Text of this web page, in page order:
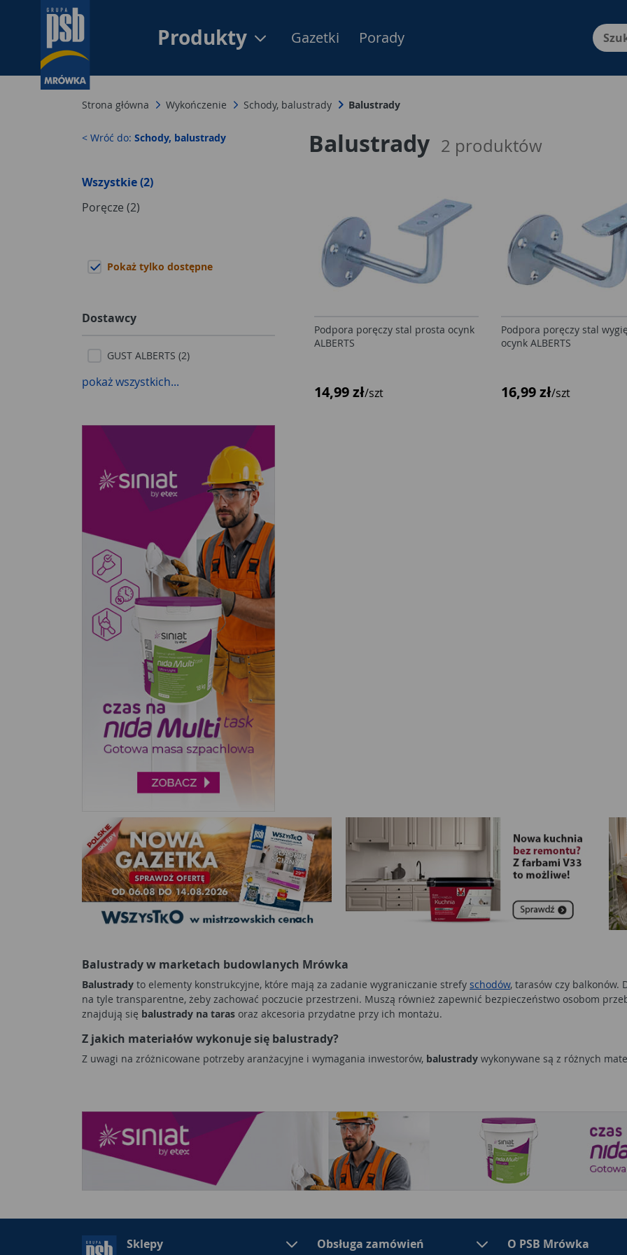
Produkty Menu Produktów,
Gazetki Porady
Strona główna Wykończenie Schody, balustrady Balustrady
< Wróć do: Schody, balustrady
Wszystkie (2)
Poręcze (2)
Pokaż tylko dostępne
Dostawcy
GUST ALBERTS (2)
pokaż wszystkich...
Balustrady 2 produktów
Podpora poręczy stal prosta ocynk
ALBERTS
14,99 zł/szt
Podpora poręczy stal
ocynk ALBERTS
16,99 zł/szt
Balustrady w marketach budowlanych Mrówka
Balustrady to elementy konstrukcyjne, które mają za zadanie wygraniczanie strefy schodów, tarasów czy balkonów.
na tyle transparentne, żeby zachować poczucie przestrzeni. Muszą również zapewnić bezpieczeństwo osobom
znajdują się balustrady na taras oraz akcesoria przydatne przy ich montażu.
Z jakich materiałów wykonuje się balustrady?
Z uwagi na zróżnicowane potrzeby aranżacyjne i wymagania inwestorów, balustrady wykonywane są z różnych
, którym nadawane są bardzo interesujące kształty i formy. Sprawdzają się na
uwagi na swój ciężar można montować je tylko na solidnych konstrukcjach. Nieco lżejsze są elementy z klasycznej
obiektów nie jest najlepszym pomysłem z uwagi na ryzyko korozji. Antykorozyjne
balustrady zewnętrzne
ma estetyczny wygląd, a
balustrady metalowe
chromowane powszechnie wykorzystywane są w nowoczesnych
i balkonowe wykonywane ze szkła. Nowoczesny minimalistyczny wygląd i łatwość utrzymania czystości
wnętrz.
Elementy montażowe do balustrad
Z uwagi na charakterystyczne funkcje, jakie w obiektach spełniają
być trwale zamocowane do podłoża, a dodatkowo wspierane mocowaniami bocznymi do ścian budynku. Z reguły
Sklepy Obsługa zamówień O PSB Mrówka